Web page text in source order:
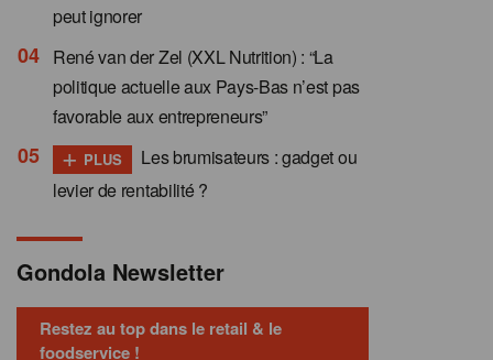
peut ignorer
René van der Zel (XXL Nutrition) : “La
politique actuelle aux Pays-Bas n’est pas
favorable aux entrepreneurs”
+ PLUS
Les brumisateurs : gadget ou
levier de rentabilité ?
Gondola Newsletter
Restez au top dans le retail & le
foodservice !